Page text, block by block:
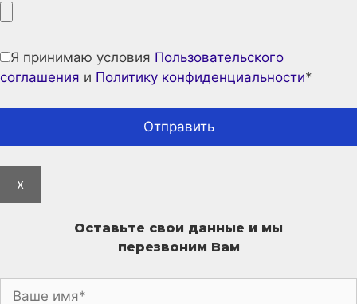
Я принимаю условия Пользовательского
соглашения и Политику конфиденциальности*
x
Оставьте свои данные и мы
перезвоним Вам